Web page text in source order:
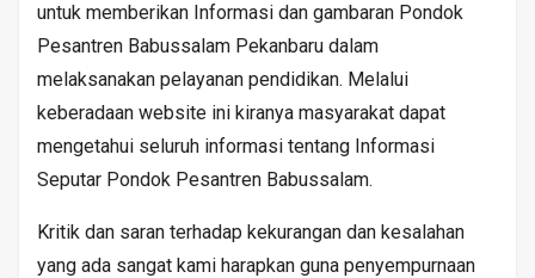
untuk memberikan Informasi dan gambaran Pondok
Pesantren Babussalam Pekanbaru dalam
melaksanakan pelayanan pendidikan. Melalui
keberadaan website ini kiranya masyarakat dapat
mengetahui seluruh informasi tentang Informasi
Seputar Pondok Pesantren Babussalam.
Kritik dan saran terhadap kekurangan dan kesalahan
yang ada sangat kami harapkan guna penyempurnaan